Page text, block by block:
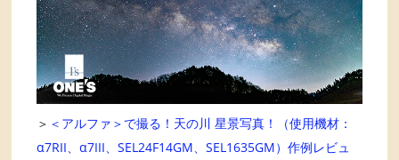
＞ ＜アルファ＞で撮る！天の川 星景写真！（使用機材：
α7RII、α7III、SEL24F14GM、SEL1635GM）作例レビュ